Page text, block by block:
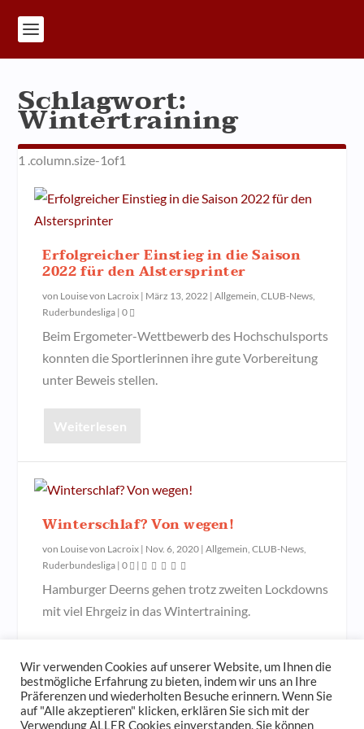
Schlagwort:
Wintertraining
Erfolgreicher Einstieg in die Saison
2022 für den Alstersprinter
von Louise von Lacroix | März 13, 2022 |Allgemein,CLUB-News,
Ruderbundesliga |0
Beim Ergometer-Wettbewerb des Hochschulsports
konnten die Sportlerinnen ihre gute Vorbereitung
unter Beweis stellen.
Weiterlesen
Winterschlaf? Von wegen!
von Louise von Lacroix | Nov. 6, 2020 |Allgemein,CLUB-News,
Ruderbundesliga |0 |
Hamburger Deerns gehen trotz zweiten Lockdowns
mit viel Ehrgeiz in das Wintertraining.
Wir verwenden Cookies auf unserer Website, um Ihnen die
bestmögliche Erfahrung zu bieten, indem wir uns an Ihre
Präferenzen und wiederholten Besuche erinnern. Wenn Sie
auf "Alle akzeptieren" klicken, erklären Sie sich mit der
Verwendung ALLER Cookies einverstanden. Sie können